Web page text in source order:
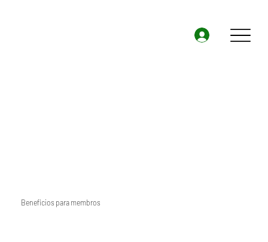
Benefícios para membros